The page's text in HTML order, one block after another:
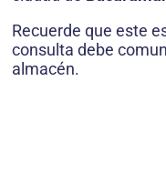
Recuerde que este
consulta debe
almacén.